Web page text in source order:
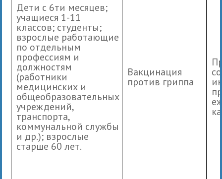
Дети с 6ти месяцев;
учащиеся 1-11
классов; студенты;
взрослые работающие
по отдельным
профессиям и
должностям
(работники
медицинских и
общеобразовательных
учреждений,
транспорта,
коммунальной службы
и др.); взрослые
старше 60 лет.
Вакцинация
против гриппа